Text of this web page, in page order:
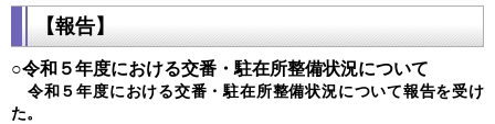
【報告】
○令和５年度における交番・駐在所整備状況について
令和５年度における交番・駐在所整備状況について報告を受け
た。